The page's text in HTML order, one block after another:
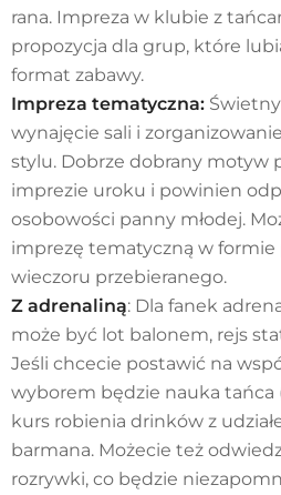
rana. Impreza w klubie z
propozycja dla grup, które
format zabawy.
Impreza tematyczna:
wynajęcie sali i
stylu. Dobrze dobrany motyw
imprezie uroku i powinien
osobowości panny młodej.
imprezę tematyczną w
wieczoru przebieranego.
Z adrenaliną: Dla fanek
może być lot balonem, rejs
Jeśli chcecie postawić na
wyborem będzie nauka tańca
kurs robienia drinków z
barmana. Możecie też
rozrywki, co będzie